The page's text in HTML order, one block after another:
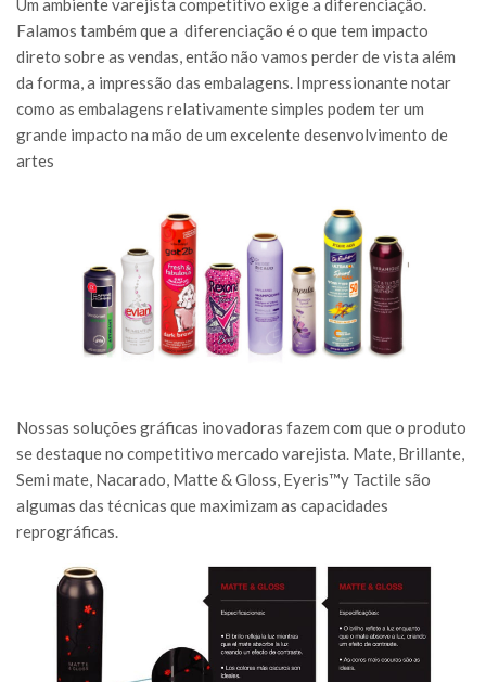
Um ambiente varejista competitivo exige a diferenciação.
Falamos também que a diferenciação é o que tem impacto
direto sobre as vendas, então não vamos perder de vista além
da forma, a impressão das embalagens. Impressionante notar
como as embalagens relativamente simples podem ter um
grande impacto na mão de um excelente desenvolvimento de
artes
Nossas soluções gráficas inovadoras fazem com que o produto
se destaque no competitivo mercado varejista. Mate, Brillante,
Semi mate, Nacarado, Matte & Gloss, Eyeris™y Tactile são
algumas das técnicas que maximizam as capacidades
reprográficas.